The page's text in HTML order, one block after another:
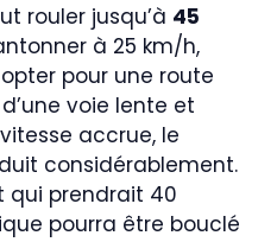
rouler jusqu’à 45
à 25 km/h,
pour une route
voie lente et
accrue, le
considérablement.
qui prendrait 40
pourra être bouclé